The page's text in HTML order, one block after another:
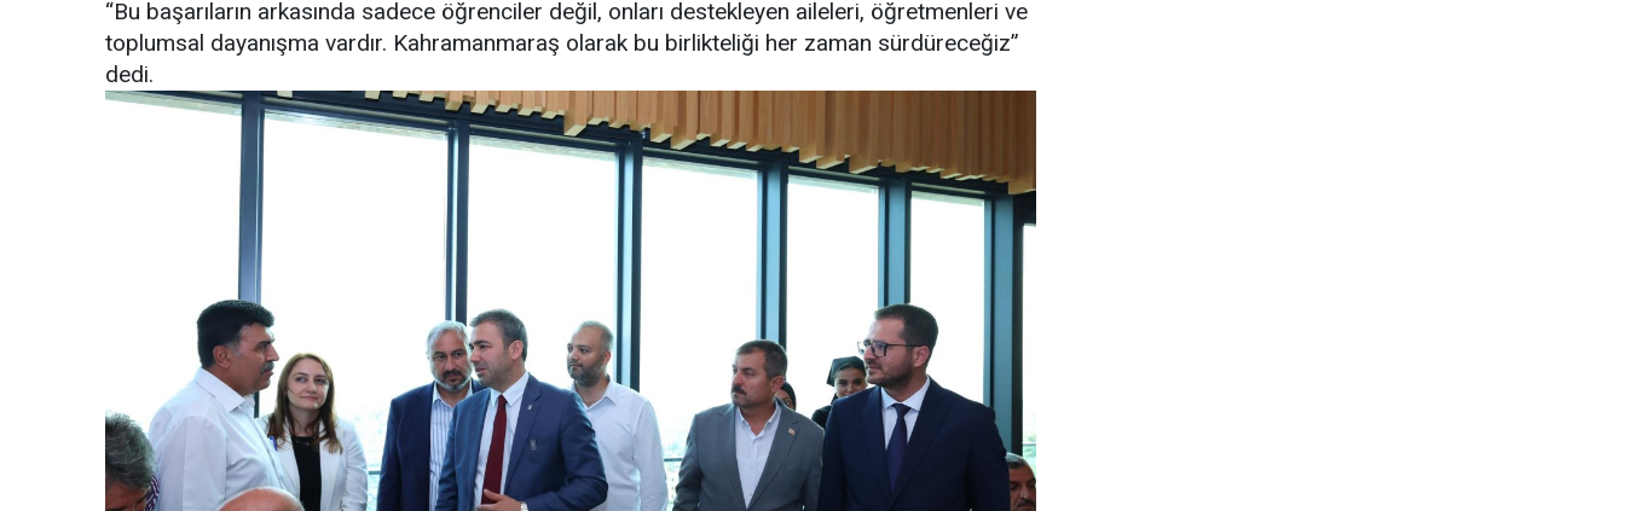
“Bu başarıların arkasında sadece öğrenciler değil, onları destekleyen aileleri, öğretmenleri ve
toplumsal dayanışma vardır. Kahramanmaraş olarak bu birlikteliği her zaman sürdüreceğiz”
dedi.